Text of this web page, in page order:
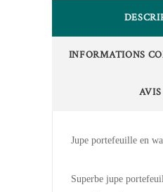
INFORMATIONS
Jupe portefeuille en
Superbe jupe